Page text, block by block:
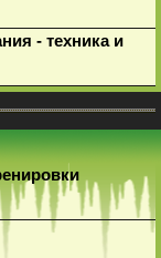
- техника и